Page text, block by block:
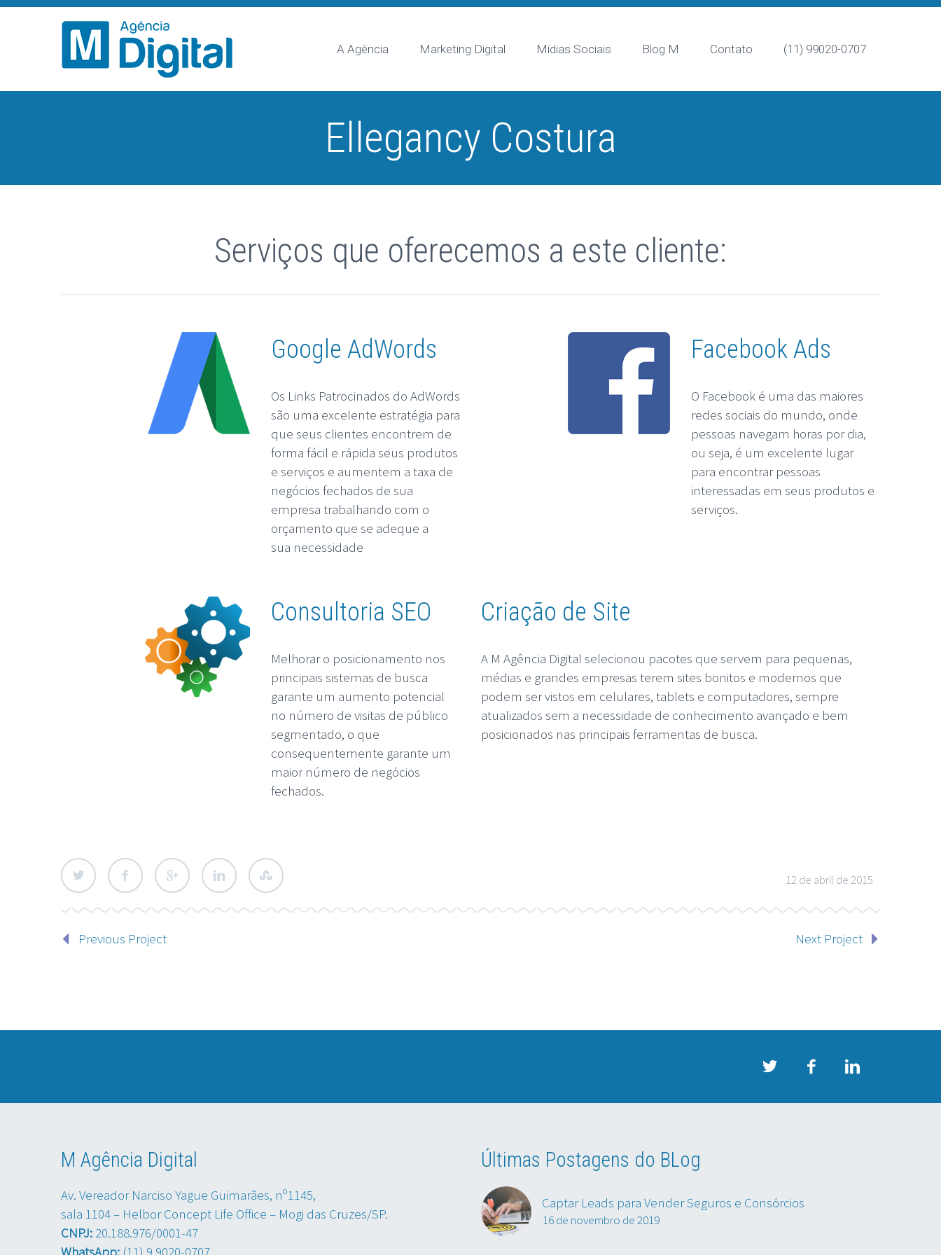
A Agência Marketing Digital Mídias Sociais Blog M Contato (11) 99020-0707
Ellegancy Costura
Serviços que oferecemos a este cliente:
Google AdWords
Os Links Patrocinados do AdWords
são uma excelente estratégia para
que seus clientes encontrem de
forma fácil e rápida seus produtos
e serviços e aumentem a taxa de
negócios fechados de sua
empresa trabalhando com o
orçamento que se adeque a
sua necessidade
Facebook Ads
O Facebook é uma das maiores
redes sociais do mundo, onde
pessoas navegam horas por dia,
ou seja, é um excelente lugar
para encontrar pessoas
interessadas em seus produtos e
serviços.
Consultoria SEO
Melhorar o posicionamento nos
principais sistemas de busca
garante um aumento potencial
no número de visitas de público
segmentado, o que
consequentemente garante um
maior número de negócios
fechados.
Criação de Site
A M Agência Digital selecionou pacotes que servem para pequenas,
médias e grandes empresas terem sites bonitos e modernos que
podem ser vistos em celulares, tablets e computadores, sempre
atualizados sem a necessidade de conhecimento avançado e bem
posicionados nas principais ferramentas de busca.
12 de abril de 2015
Previous Project Next Project
M Agência Digital
Av. Vereador Narciso Yague Guimarães, nº1145,
sala 1104 – Helbor Concept Life Office – Mogi das Cruzes/SP.
CNPJ: 20.188.976/0001-47
WhatsApp: (11) 9.9020-0707
Últimas Postagens do BLog
Captar Leads para Vender Seguros e Consórcios
16 de novembro de 2019